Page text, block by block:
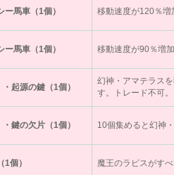
ー馬車（1個） 移動速度が120％増
ー馬車（1個） 移動速度が90％増加
起源の鍵（1個）
幻神・アマテラス
す。トレード不可。
鍵の欠片（1個） 10個集めると幻神
個） 魔王のラピスがす